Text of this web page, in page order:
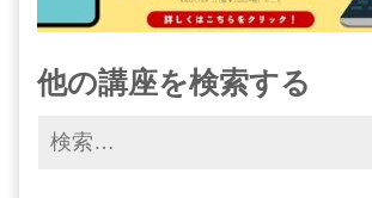
他の講座を検索する